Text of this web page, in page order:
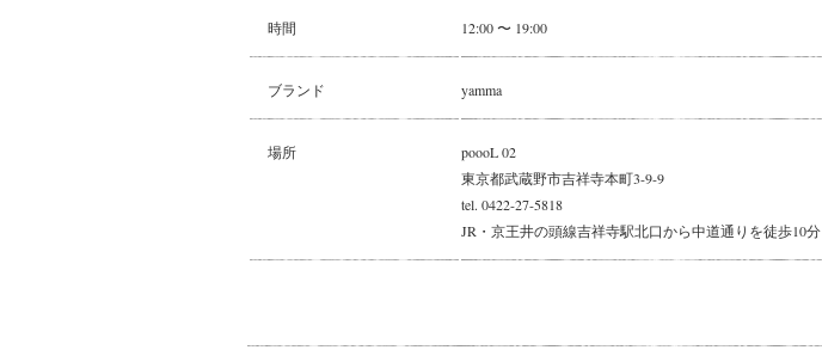
時間 12:00 〜 19:00
ブランド yamma
場所
poooL 02
東京都武蔵野市吉祥寺本町3-9-9
tel. 0422-27-5818
JR・京王井の頭線吉祥寺駅北口から中道通りを徒歩10分